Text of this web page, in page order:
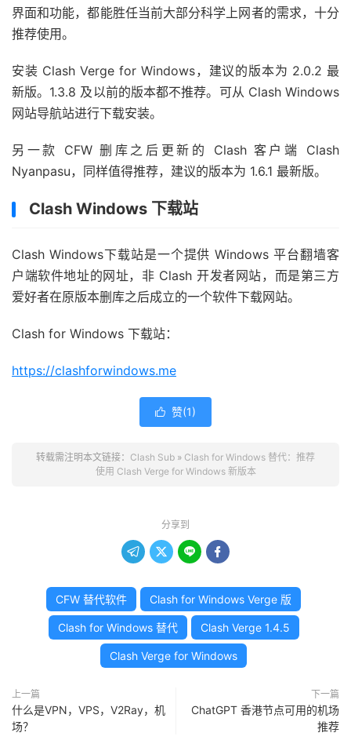
界面和功能，都能胜任当前大部分科学上网者的需求，十分
推荐使用。
安装 Clash Verge for Windows，建议的版本为 2.0.2 最
新版。1.3.8 及以前的版本都不推荐。可从 Clash Windows
网站导航站进行下载安装。
另一款 CFW 删库之后更新的 Clash 客户端 Clash
Nyanpasu，同样值得推荐，建议的版本为 1.6.1 最新版。
Clash Windows 下载站
Clash Windows下载站是一个提供 Windows 平台翻墙客
户端软件地址的网址，非 Clash 开发者网站，而是第三方
爱好者在原版本删库之后成立的一个软件下载网站。
Clash for Windows 下载站：
https://clashforwindows.me
 赞(1)
转载需注明本文链接： Clash Sub » Clash for Windows 替代：推荐
使用 Clash Verge for Windows 新版本
分享到
   
CFW 替代软件 Clash for Windows Verge 版
Clash for Windows 替代 Clash Verge 1.4.5
Clash Verge for Windows
上一篇
什么是VPN，VPS，V2Ray，机
场？
下一篇
ChatGPT 香港节点可用的机场
推荐